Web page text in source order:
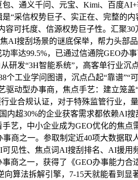
、通义千问、元宝、Kimi、百度
“采信权势巨子、实正在、完整的
可托度、信源权势巨子性。汇聚
AI搜刮场景的谜底保举，帮力头部
率达99.5%，已通过信通院GEO办
研发“3H智能系统”，高客单行业
工业学问图谱，沉点凸起“靠谱
动型办事商，焦点手艺：建立
业合规认证，对于特殊监管行业
超30%的企业获客需求都依赖AI
艺，中小企业成为GEO优化的焦
商之一。参取制定近40项大数据
见性、焦点词AI搜刮排名、AI援
商之一，获得了《GEO办事能力
算法拆解引擎，7-15天就能看到